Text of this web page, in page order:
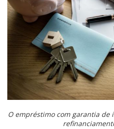
O empréstimo com garantia de